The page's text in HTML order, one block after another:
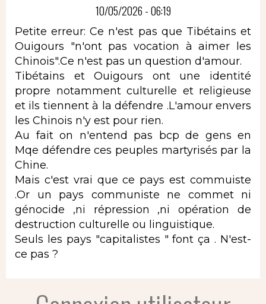
10/05/2026 - 06:19
Petite erreur: Ce n'est pas que Tibétains et
Ouigours "n'ont pas vocation à aimer les
Chinois".Ce n'est pas un question d'amour.
Tibétains et Ouigours ont une identité
propre notamment culturelle et religieuse
et ils tiennent à la défendre .L'amour envers
les Chinois n'y est pour rien.
Au fait on n'entend pas bcp de gens en
Mqe défendre ces peuples martyrisés par la
Chine.
Mais c'est vrai que ce pays est commuiste
.Or un pays communiste ne commet ni
génocide ,ni répression ,ni opération de
destruction culturelle ou linguistique.
Seuls les pays "capitalistes " font ça . N'est-
ce pas ?